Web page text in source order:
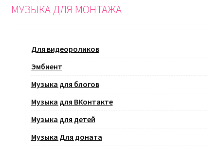
МУЗЫКА ДЛЯ МОНТАЖА
Для видеороликов
Эмбиент
Музыка для блогов
Музыка для ВКонтакте
Музыка для детей
Музыка Для доната